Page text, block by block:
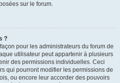
sur le forum.
?
pour les administrateurs du forum de
utilisateur peut appartenir à plusieurs
des permissions individuelles. Ceci
qui pourront modifier les permissions de
ou encore leur accorder des pouvoirs